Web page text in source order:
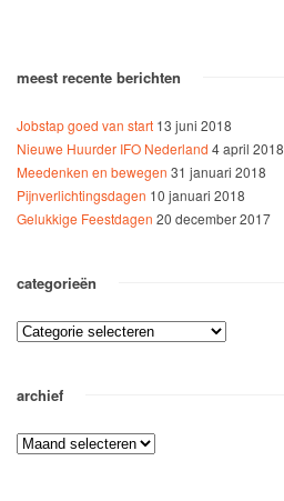
meest recente berichten
Jobstap goed van start 13 juni 2018
Nieuwe Huurder IFO Nederland 4 april 2018
Meedenken en bewegen 31 januari 2018
Pijnverlichtingsdagen 10 januari 2018
Gelukkige Feestdagen 20 december 2017
categorieën
archief